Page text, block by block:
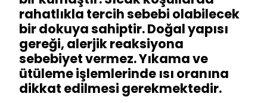
rahatlıkla tercih sebebi olabilecek
bir dokuya sahiptir. Doğal yapısı
gereği, alerjik reaksiyona
sebebiyet vermez. Yıkama ve
ütüleme işlemlerinde ısı oranına
dikkat edilmesi gerekmektedir.